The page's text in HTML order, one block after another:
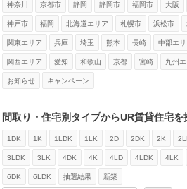
神奈川 京都市 静岡 静岡市 福岡市 大阪
神戸市 福岡 北海道エリア 札幌市 浜松市
関東エリア 兵庫 埼玉 熊本 長崎 中部エリ
関西エリア 愛知 和歌山 京都 宮崎 九州
お知らせ キャンペーン
間取り・住宅別タイプからUR賃貸住宅を
1DK 1K 1LDK 1LK 2D 2DK 2K
3LDK 3LK 4DK 4K 4LD 4LDK 4LK
6DK 6LDK 抽選結果 新築
検索